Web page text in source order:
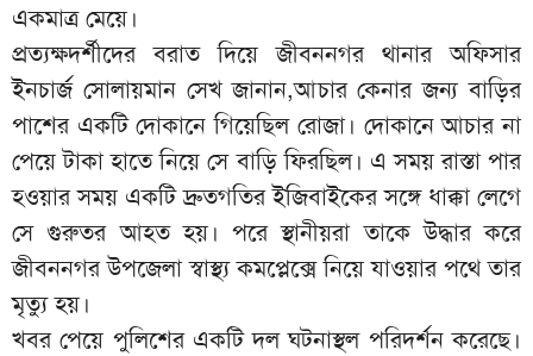
একমাত্র মেয়ে।
প্রত্যক্ষদর্শীদের বরাত দিয়ে জীবননগর থানার অফিসার
ইনচার্জ সোলায়মান সেখ জানান,আচার কেনার জন্য বাড়ির
পাশের একটি দোকানে গিয়েছিল রোজা। দোকানে আচার না
পেয়ে টাকা হাতে নিয়ে সে বাড়ি ফিরছিল। এ সময় রাস্তা পার
হওয়ার সময় একটি দ্রুতগতির ইজিবাইকের সঙ্গে ধাক্কা লেগে
সে গুরুতর আহত হয়। পরে স্থানীয়রা তাকে উদ্ধার করে
জীবননগর উপজেলা স্বাস্থ্য কমপ্লেক্সে নিয়ে যাওয়ার পথে তার
মৃত্যু হয়।
খবর পেয়ে পুলিশের একটি দল ঘটনাস্থল পরিদর্শন করেছে।